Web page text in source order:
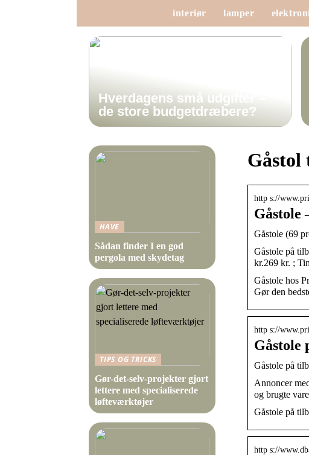
interiør lamper
Hverdagens små udgifter –
de store budgetdræbere?
http s://
Gåstole
Gåstole (69
Gåstole på
kr.269 kr. ;
Gåstole hos
Gør den
http s://
Gåstole
Gåstole på
Annoncer
og brugte
Gåstole på
http s://
HAVE
Sådan finder I en god
pergola med skydetag
TIPS OG TRICKS
Gør-det-selv-projekter gjort
lettere med specialiserede
løfteværktøjer